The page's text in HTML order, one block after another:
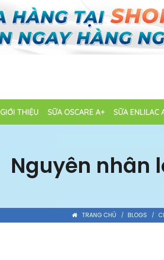
GIỚI THIỆU SỮA OSCARE A+ SỮA ENLILAC
Nguyên nhân
TRANG CHỦ BLOGS